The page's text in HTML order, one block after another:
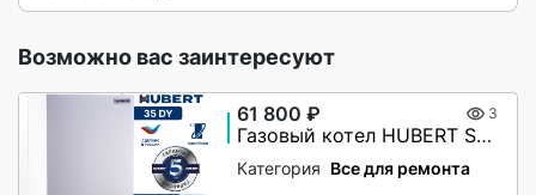
Возможно вас заинтересуют
61 800 ₽ 3
Газовый котел HUBERT Smart AGB 35DY настенный двухконтурный
Категория Все для ремонта